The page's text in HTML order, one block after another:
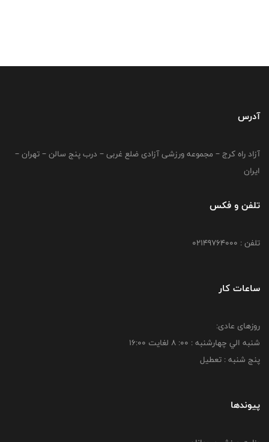
آدرس
آزاد راه کرج – مجموعه ورزشی آزادی ضلع غربی – درب پنج سالن – تهران –
ایران
تلفن و فکس
تلفن : 02149764000
ساعات کار
روزهای عادی:
شنبه الي چهارشنبه : 00: 8 لغايت 16:00
پنج شنبه : تعطیل
پیوندها